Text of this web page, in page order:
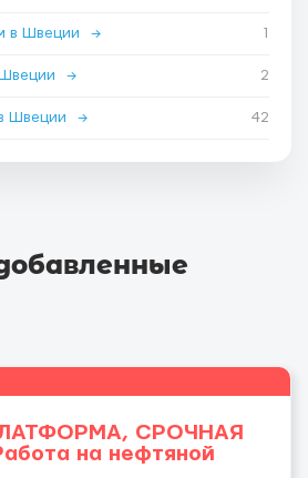
в Швеции → 1
→ 2
Швеции → 42
СРОЧНАЯ
на нефтяной